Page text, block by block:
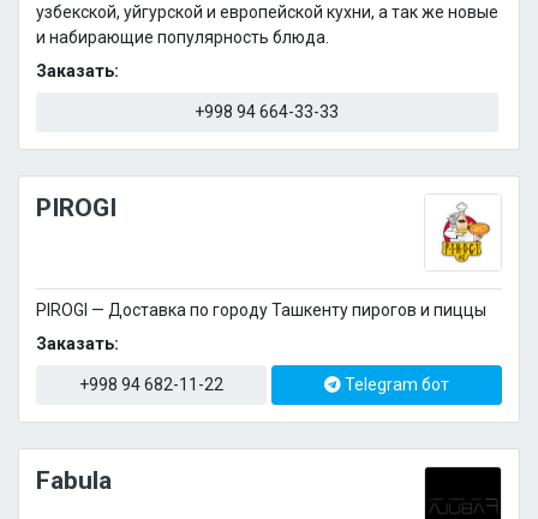
узбекской, уйгурской и европейской кухни, а так же новые
и набирающие популярность блюда.
Заказать:
+998 94 664-33-33
PIROGI
PIROGI — Доставка по городу Ташкенту пирогов и пиццы
Заказать:
+998 94 682-11-22 Telegram бот
Fabula